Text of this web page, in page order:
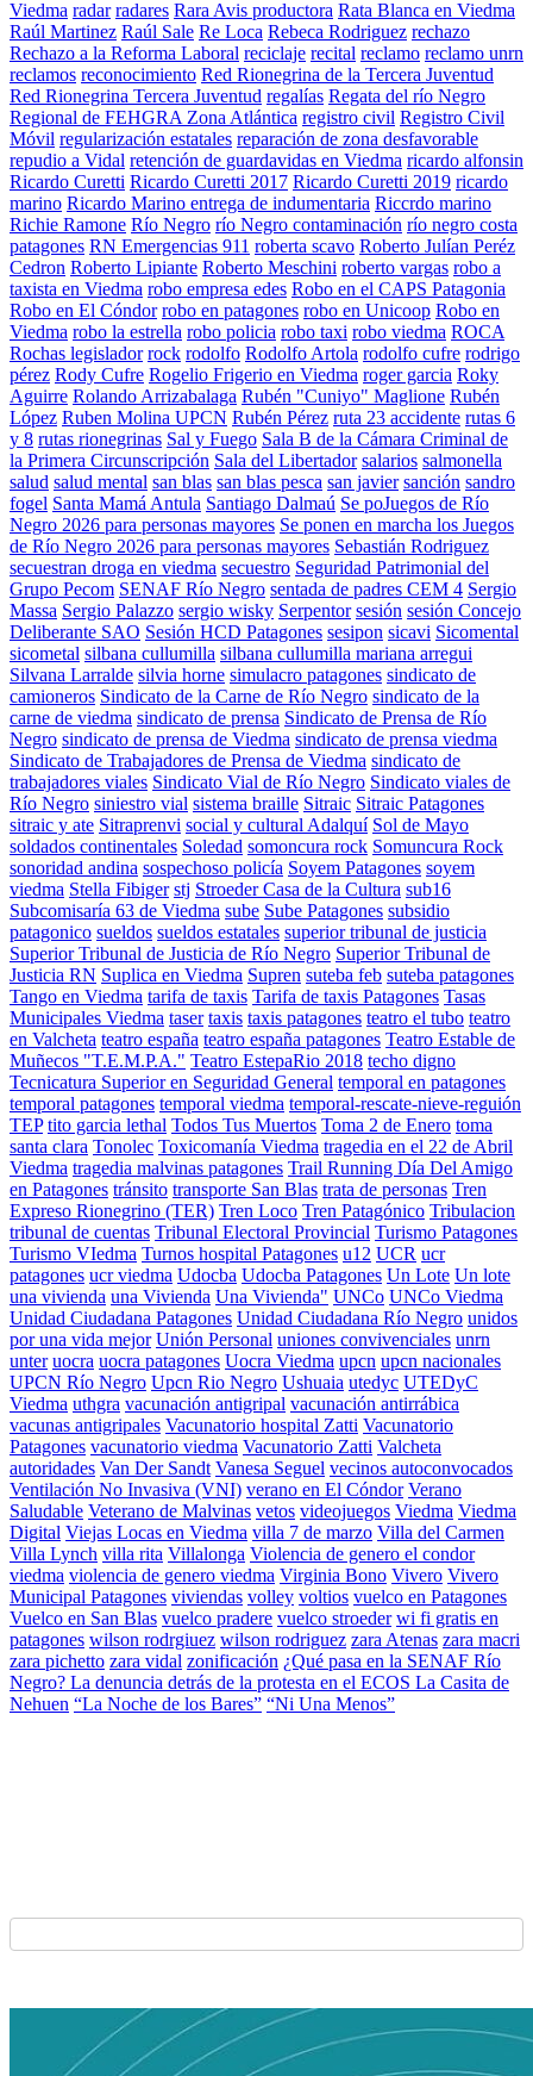
Viedma radar radares Rara Avis productora Rata Blanca en Viedma
Raúl Martinez Raúl Sale Re Loca Rebeca Rodriguez rechazo
Rechazo a la Reforma Laboral reciclaje recital reclamo reclamo unrn
reclamos reconocimiento Red Rionegrina de la Tercera Juventud
Red Rionegrina Tercera Juventud regalías Regata del río Negro
Regional de FEHGRA Zona Atlántica registro civil Registro Civil
Móvil regularización estatales reparación de zona desfavorable
repudio a Vidal retención de guardavidas en Viedma ricardo alfonsin
Ricardo Curetti Ricardo Curetti 2017 Ricardo Curetti 2019 ricardo
marino Ricardo Marino entrega de indumentaria Riccrdo marino
Richie Ramone Río Negro río Negro contaminación río negro costa
patagones RN Emergencias 911 roberta scavo Roberto Julían Peréz
Cedron Roberto Lipiante Roberto Meschini roberto vargas robo a
taxista en Viedma robo empresa edes Robo en el CAPS Patagonia
Robo en El Cóndor robo en patagones robo en Unicoop Robo en
Viedma robo la estrella robo policia robo taxi robo viedma ROCA
Rochas legislador rock rodolfo Rodolfo Artola rodolfo cufre rodrigo
pérez Rody Cufre Rogelio Frigerio en Viedma roger garcia Roky
Aguirre Rolando Arrizabalaga Rubén "Cuniyo" Maglione Rubén
López Ruben Molina UPCN Rubén Pérez ruta 23 accidente rutas 6
y 8 rutas rionegrinas Sal y Fuego Sala B de la Cámara Criminal de
la Primera Circunscripción Sala del Libertador salarios salmonella
salud salud mental san blas san blas pesca san javier sanción sandro
fogel Santa Mamá Antula Santiago Dalmaú Se poJuegos de Río
Negro 2026 para personas mayores Se ponen en marcha los Juegos
de Río Negro 2026 para personas mayores Sebastián Rodriguez
secuestran droga en viedma secuestro Seguridad Patrimonial del
Grupo Pecom SENAF Río Negro sentada de padres CEM 4 Sergio
Massa Sergio Palazzo sergio wisky Serpentor sesión sesión Concejo
Deliberante SAO Sesión HCD Patagones sesipon sicavi Sicomental
sicometal silbana cullumilla silbana cullumilla mariana arregui
Silvana Larralde silvia horne simulacro patagones sindicato de
camioneros Sindicato de la Carne de Río Negro sindicato de la
carne de viedma sindicato de prensa Sindicato de Prensa de Río
Negro sindicato de prensa de Viedma sindicato de prensa viedma
Sindicato de Trabajadores de Prensa de Viedma sindicato de
trabajadores viales Sindicato Vial de Río Negro Sindicato viales de
Río Negro siniestro vial sistema braille Sitraic Sitraic Patagones
sitraic y ate Sitraprenvi social y cultural Adalquí Sol de Mayo
soldados continentales Soledad somoncura rock Somuncura Rock
sonoridad andina sospechoso policía Soyem Patagones soyem
viedma Stella Fibiger stj Stroeder Casa de la Cultura sub16
Subcomisaría 63 de Viedma sube Sube Patagones subsidio
patagonico sueldos sueldos estatales superior tribunal de justicia
Superior Tribunal de Justicia de Río Negro Superior Tribunal de
Justicia RN Suplica en Viedma Supren suteba feb suteba patagones
Tango en Viedma tarifa de taxis Tarifa de taxis Patagones Tasas
Municipales Viedma taser taxis taxis patagones teatro el tubo teatro
en Valcheta teatro españa teatro españa patagones Teatro Estable de
Muñecos "T.E.M.P.A." Teatro EstepaRio 2018 techo digno
Tecnicatura Superior en Seguridad General temporal en patagones
temporal patagones temporal viedma temporal-rescate-nieve-reguión
TEP tito garcia lethal Todos Tus Muertos Toma 2 de Enero toma
santa clara Tonolec Toxicomanía Viedma tragedia en el 22 de Abril
Viedma tragedia malvinas patagones Trail Running Día Del Amigo
en Patagones tránsito transporte San Blas trata de personas Tren
Expreso Rionegrino (TER) Tren Loco Tren Patagónico Tribulacion
tribunal de cuentas Tribunal Electoral Provincial Turismo Patagones
Turismo VIedma Turnos hospital Patagones u12 UCR ucr
patagones ucr viedma Udocba Udocba Patagones Un Lote Un lote
una vivienda una Vivienda Una Vivienda" UNCo UNCo Viedma
Unidad Ciudadana Patagones Unidad Ciudadana Río Negro unidos
por una vida mejor Unión Personal uniones convivenciales unrn
unter uocra uocra patagones Uocra Viedma upcn upcn nacionales
UPCN Río Negro Upcn Rio Negro Ushuaia utedyc UTEDyC
Viedma uthgra vacunación antigripal vacunación antirrábica
vacunas antigripales Vacunatorio hospital Zatti Vacunatorio
Patagones vacunatorio viedma Vacunatorio Zatti Valcheta
autoridades Van Der Sandt Vanesa Seguel vecinos autoconvocados
Ventilación No Invasiva (VNI) verano en El Cóndor Verano
Saludable Veterano de Malvinas vetos videojuegos Viedma Viedma
Digital Viejas Locas en Viedma villa 7 de marzo Villa del Carmen
Villa Lynch villa rita Villalonga Violencia de genero el condor
viedma violencia de genero viedma Virginia Bono Vivero Vivero
Municipal Patagones viviendas volley voltios vuelco en Patagones
Vuelco en San Blas vuelco pradere vuelco stroeder wi fi gratis en
patagones wilson rodrgiuez wilson rodriguez zara Atenas zara macri
zara pichetto zara vidal zonificación ¿Qué pasa en la SENAF Río
Negro? La denuncia detrás de la protesta en el ECOS La Casita de
Nehuen “La Noche de los Bares” “Ni Una Menos”